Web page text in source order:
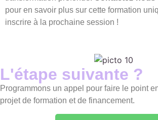
pour en savoir plus sur cette formation
inscrire à la prochaine session !
L'étape suivante ?
Programmons un appel pour faire le point
projet de formation et de financement.